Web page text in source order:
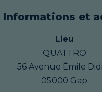
LES TOILES DU
VALGO
Informations et
Lieu
QUATTRO
56 Avenue Émile
05000 Gap